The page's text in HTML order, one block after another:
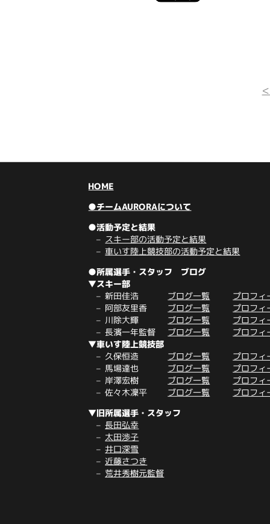
HOME
●チームAURORAについて
●活動予定と結果
スキー部の活動予定と結果
車いす陸上競技部の活動予定と結果
●所属選手・スタッフ ブログ
▼スキー部
新田佳浩 ブログ一覧 プロフィ
阿部友里香 ブログ一覧 プロフィ
川除大輝 ブログ一覧 プロフィ
長濱一年監督 ブログ一覧 プロフィ
▼車いす陸上競技部
久保恒造 ブログ一覧 プロフィ
馬場達也 ブログ一覧 プロフィ
岸澤宏樹 ブログ一覧 プロフィ
佐々木凜平 ブログ一覧 プロフィ
▼旧所属選手・スタッフ
長田弘幸
太田渉子
井口深雪
近藤さつき
荒井秀樹元監督